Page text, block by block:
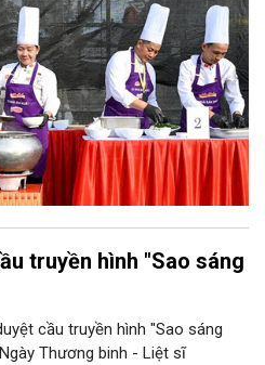
truyền hình "Sao sáng
cầu truyền hình "Sao sáng
Thương binh - Liệt sĩ